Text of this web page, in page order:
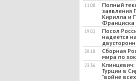
11:08
Полный
заявления
Кирилла и
Франциска
19:02
Посол
надеется
20:18
Сборная
мира по
23:36
Турции в
"войне